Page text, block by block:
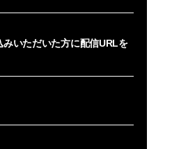
いただいた方に配信URLを